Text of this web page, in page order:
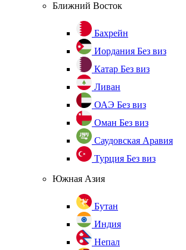
Ближний Восток
Бахрейн
Иордания Без виз
Катар Без виз
Ливан
ОАЭ Без виз
Оман Без виз
Саудовская Аравия
Турция Без виз
Южная Азия
Бутан
Индия
Непал